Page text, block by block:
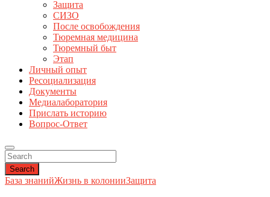
Защита
СИЗО
После освобождения
Тюремная медицина
Тюремный быт
Этап
Личный опыт
Ресоциализация
Документы
Медиалаборатория
Прислать историю
Вопрос-Ответ
Search
База знанийЖизнь в колонииЗащита